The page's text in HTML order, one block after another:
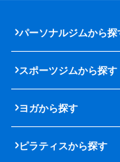
パーソナルジムから探
スポーツジムから探す
ヨガから探す
ピラティスから探す